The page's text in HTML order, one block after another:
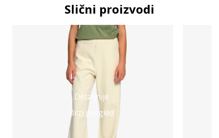
Slični proizvodi
Detaljnije
Brzi pregled